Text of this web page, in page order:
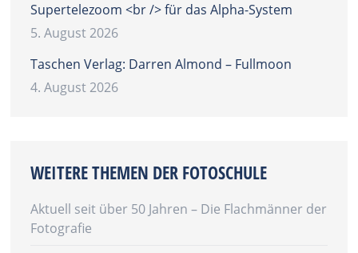
Supertelezoom <br /> für das Alpha-System
5. August 2026
Taschen Verlag: Darren Almond – Fullmoon
4. August 2026
WEITERE THEMEN DER FOTOSCHULE
Aktuell seit über 50 Jahren – Die Flachmänner der
Fotografie